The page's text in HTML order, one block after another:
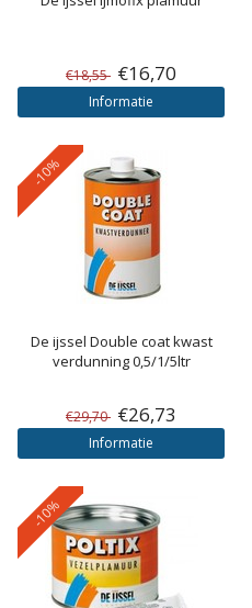
€18,55 €16,70
Informatie
-10%
De ijssel Double coat kwast
verdunning 0,5/1/5ltr
€29,70 €26,73
Informatie
-10%